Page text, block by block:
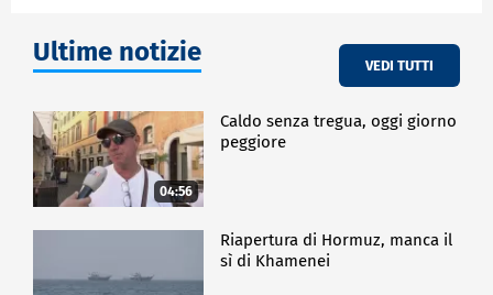
Ultime notizie VEDI TUTTI
04:56
Caldo senza tregua, oggi giorno
peggiore
Riapertura di Hormuz, manca il
sì di Khamenei